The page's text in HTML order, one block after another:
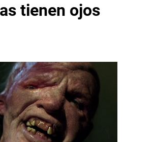
tienen ojos